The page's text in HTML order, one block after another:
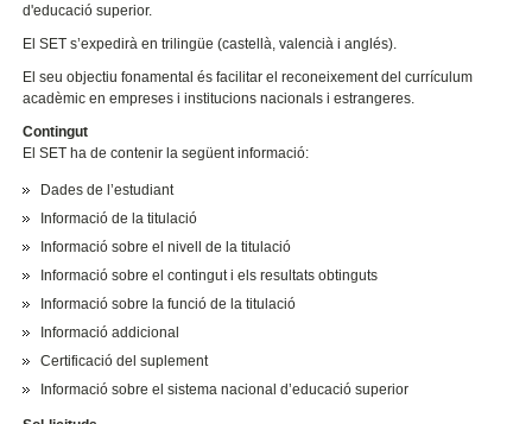
d'educació superior.
El SET s’expedirà en trilingüe (castellà, valencià i anglés).
El seu objectiu fonamental és facilitar el reconeixement del currículum
acadèmic en empreses i institucions nacionals i estrangeres.
Contingut
El SET ha de contenir la següent informació:
Dades de l’estudiant
Informació de la titulació
Informació sobre el nivell de la titulació
Informació sobre el contingut i els resultats obtinguts
Informació sobre la funció de la titulació
Informació addicional
Certificació del suplement
Informació sobre el sistema nacional d’educació superior